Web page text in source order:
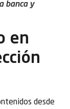
banca y
en
desde